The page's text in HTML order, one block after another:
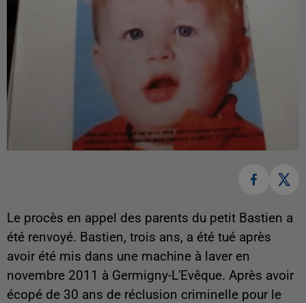
Le procès en appel des parents du petit Bastien a
été renvoyé. Bastien, trois ans, a été tué après
avoir été mis dans une machine à laver en
novembre 2011 à Germigny-L'Evêque. Après avoir
écopé de 30 ans de réclusion criminelle pour le